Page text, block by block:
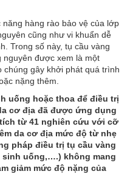
hàng rào bảo vệ của lớp
cũng như vi khuẩn dễ
Trong số này, tụ cầu vàng
nguyên được xem là một
chúng gây khởi phát quá trình
nặng thêm.
uống hoặc thoa để điều trị
cơ địa đã được ứng dụng
từ 41 nghiên cứu với cỡ
da cơ địa mức độ từ nhẹ
pháp điều trị tụ cầu vàng
uống,….) không mang
giảm mức độ nặng của